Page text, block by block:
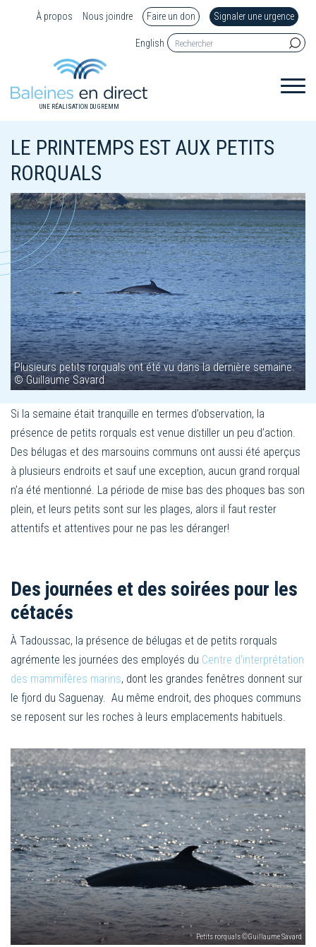
À propos Nous joindre Faire un don Signaler une urgence
English
UNE RÉALISATION DU GREMM
LE PRINTEMPS EST AUX PETITS
RORQUALS
Plusieurs petits rorquals ont été vu dans la dernière semaine.
© Guillaume Savard
Si la semaine était tranquille en termes d’observation, la
présence de petits rorquals est venue distiller un peu d’action.
Des bélugas et des marsouins communs ont aussi été aperçus
à plusieurs endroits et sauf une exception, aucun grand rorqual
n’a été mentionné. La période de mise bas des phoques bas son
plein, et leurs petits sont sur les plages, alors il faut rester
attentifs et attentives pour ne pas les déranger!
Des journées et des soirées pour les
cétacés
À Tadoussac, la présence de bélugas et de petits rorquals
agrémente les journées des employés du Centre d’interprétation
des mammifères marins, dont les grandes fenêtres donnent sur
le fjord du Saguenay. Au même endroit, des phoques communs
se reposent sur les roches à leurs emplacements habituels.
Petits rorquals ©Guillaume Savard